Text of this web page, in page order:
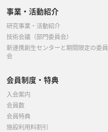
事業・活動紹介
研究事業・活動紹介
技術会議（部門委員会）
新連携創生センターと期間限定の委員
会
会員制度・特典
入会案内
会員数
会員特典
施設利用料割引